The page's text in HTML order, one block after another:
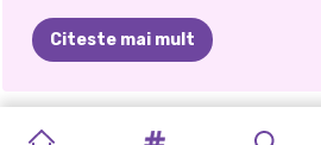
Citeste mai mult
ESTETICA
SĂRBĂTOAREA AMINTIRI
FESTIVALUL ȘI